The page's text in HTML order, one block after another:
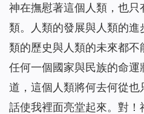
神在撫慰著這個人類，也只
類。人類的發展與人類的進
類的歷史與人類的未來都
任何一個國家與民族的命
道，這個人類將何去何從也
話使我裡面亮堂起來。對